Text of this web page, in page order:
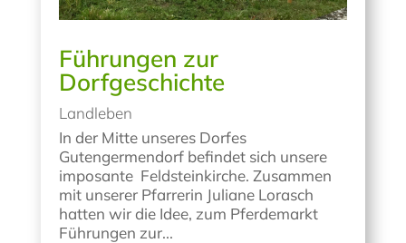
Führungen zur
Dorfgeschichte
Landleben
In der Mitte unseres Dorfes
Gutengermendorf befindet sich unsere
imposante Feldsteinkirche. Zusammen
mit unserer Pfarrerin Juliane Lorasch
hatten wir die Idee, zum Pferdemarkt
Führungen zur...